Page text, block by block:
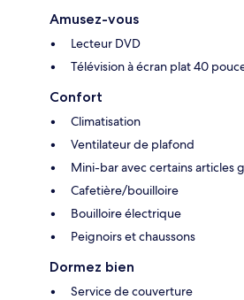
Amusez-vous
Lecteur DVD
Télévision à écran plat 40
Confort
Climatisation
Ventilateur de plafond
Mini-bar avec certains articles
Cafetière/bouilloire
Bouilloire électrique
Peignoirs et chaussons
Dormez bien
Service de couverture